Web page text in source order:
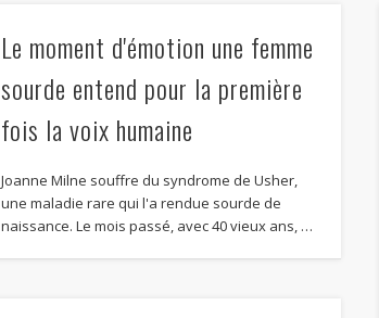
Le moment d'émotion une femme
sourde entend pour la première
fois la voix humaine
Joanne Milne souffre du syndrome de Usher,
une maladie rare qui l'a rendue sourde de
naissance. Le mois passé, avec 40 vieux ans, …